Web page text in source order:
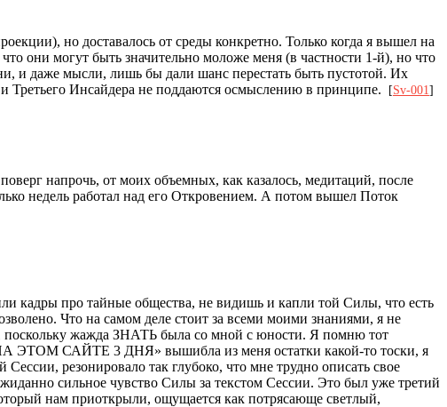
но доставалось от среды конкретно. Только когда я вышел на
они могут быть значительно моложе меня (в частности 1-й), но что
и даже мысли, лишь бы дали шанс перестать быть пустотой. Их
Инсайдера не поддаются осмыслению в принципе.
[Sv-001 ]
напрочь, от моих объемных, как казалось, медитаций, после
недель работал над его Откровением. А потом вышел Поток
кадры про тайные общества, не видишь и капли той Силы, что есть
Что на самом деле стоит за всеми моими знаниями, я не
поскольку жажда ЗНАТЬ была со мной с юности. Я помню тот
НА ЭТОМ САЙТЕ 3 ДНЯ» вышибла из меня остатки какой-то тоски, я
резонировало так глубоко, что мне трудно описать свое
сильное чувство Силы за текстом Сессии. Это был уже третий
нам приоткрыли, ощущается как потрясающе светлый,